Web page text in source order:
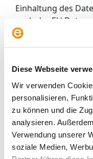
Diese Webseite
Wir verwenden
personalisieren,
zu können und die
analysieren.
Verwendung unserer
soziale Medien,
Einhaltung des
nach der EU
drohen
gegen den
Tech-Aktien ein
3. Der chinesische
wenigen Märkte,
chinesischen
bemerkenswerte
Beispiel ist die
Pandemie 2020,